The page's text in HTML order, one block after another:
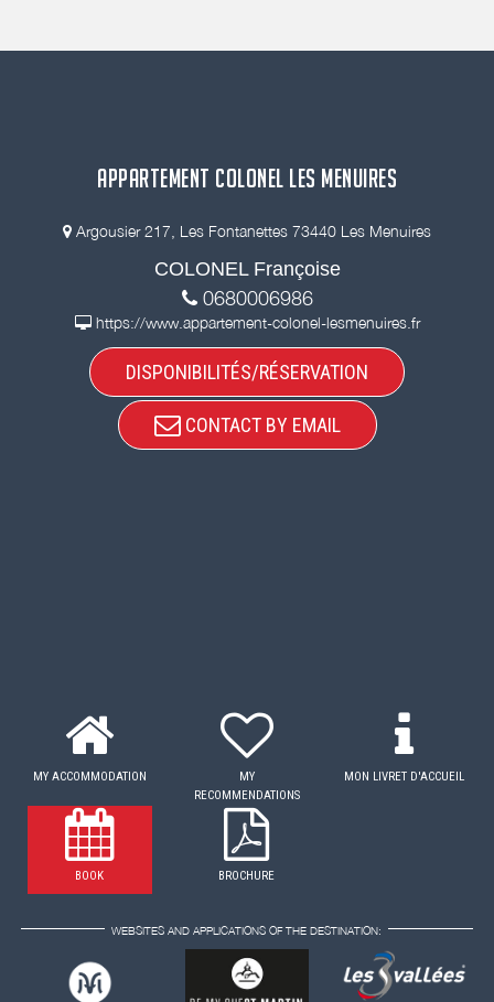
APPARTEMENT COLONEL LES MENUIRES
Argousier 217, Les Fontanettes 73440 Les Menuires
COLONEL Françoise
0680006986
https://www.appartement-colonel-lesmenuires.fr
DISPONIBILITÉS/RÉSERVATION
CONTACT BY EMAIL
MY ACCOMMODATION
MY
RECOMMENDATIONS
MON LIVRET D'ACCUEIL
BOOK BROCHURE
WEBSITES AND APPLICATIONS OF THE DESTINATION: